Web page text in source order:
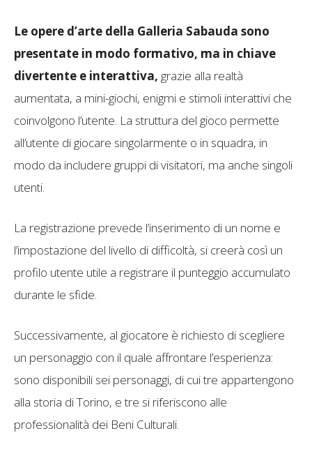
Le opere d’arte della Galleria Sabauda sono
presentate in modo formativo, ma in chiave
divertente e interattiva, grazie alla realtà
aumentata, a mini-giochi, enigmi e stimoli interattivi che
coinvolgono l’utente. La struttura del gioco permette
all’utente di giocare singolarmente o in squadra, in
modo da includere gruppi di visitatori, ma anche singoli
utenti.
La registrazione prevede l’inserimento di un nome e
l’impostazione del livello di difficoltà, si creerà così un
profilo utente utile a registrare il punteggio accumulato
durante le sfide.
Successivamente, al giocatore è richiesto di scegliere
un personaggio con il quale affrontare l’esperienza:
sono disponibili sei personaggi, di cui tre appartengono
alla storia di Torino, e tre si riferiscono alle
professionalità dei Beni Culturali.